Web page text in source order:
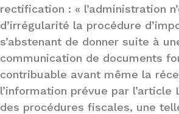
rectification : « l’administration
d’irrégularité la procédure
s’abstenant de donner suite à
communication de documents
contribuable avant même la
l’information prévue par l’article
des procédures fiscales, une